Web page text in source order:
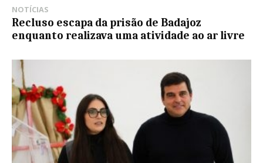
NOTÍCIAS
Recluso escapa da prisão de Badajoz
enquanto realizava uma atividade ao ar livre